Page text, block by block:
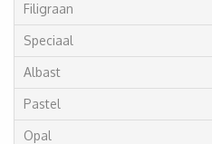
Filigraan
Speciaal
Albast
Pastel
Opal